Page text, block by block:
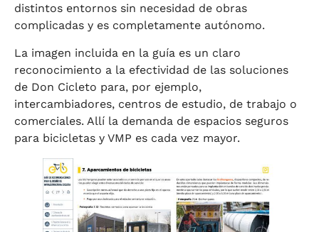
distintos entornos sin necesidad de obras
complicadas y es completamente autónomo.
La imagen incluida en la guía es un claro
reconocimiento a la efectividad de las soluciones
de Don Cicleto para, por ejemplo,
intercambiadores, centros de estudio, de trabajo o
comerciales. Allí la demanda de espacios seguros
para bicicletas y VMP es cada vez mayor.